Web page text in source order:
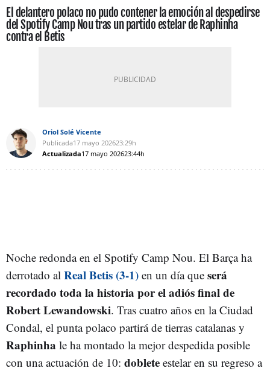
El delantero polaco no pudo contener la emoción al despedirse
del Spotify Camp Nou tras un partido estelar de Raphinha
contra el Betis
Oriol Solé Vicente
Publicada17 mayo 202623:29h
Actualizada17 mayo 202623:44h
Noche redonda en el Spotify Camp Nou. El Barça ha
derrotado al Real Betis (3-1) en un día que será
recordado toda la historia por el adiós final de
Robert Lewandowski. Tras cuatro años en la Ciudad
Condal, el punta polaco partirá de tierras catalanas y
Raphinha le ha montado la mejor despedida posible
con una actuación de 10: doblete estelar en su regreso a